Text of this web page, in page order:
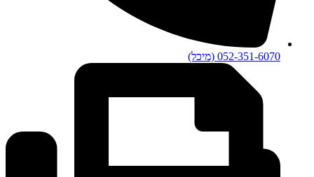
052-351-6070 (מיכל)